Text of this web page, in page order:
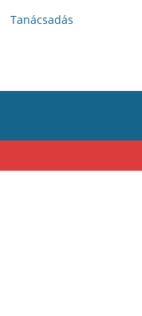
Tanácsadás